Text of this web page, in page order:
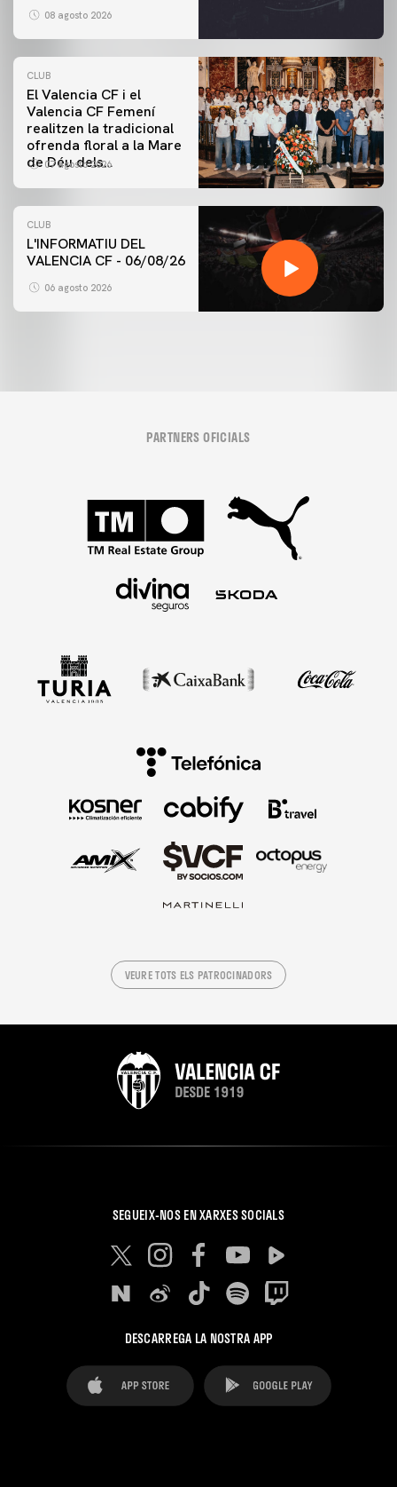
08 agosto 2026
CLUB
El Valencia CF i el
Valencia CF Femení
realitzen la tradicional
ofrenda floral a la Mare
de Déu dels
07 agosto 2026
CLUB
L'INFORMATIU DEL
VALENCIA CF - 06/08/26
06 agosto 2026
PARTNERS OFICIALS
VEURE TOTS ELS PATROCINADORS
SEGUEIX-NOS EN XARXES SOCIALS
DESCARREGA LA NOSTRA APP